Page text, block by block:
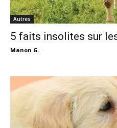
Autres
5 faits insolites sur
Manon G. -